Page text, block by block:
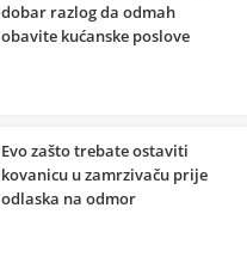
dobar razlog da odmah
obavite kućanske poslove
Evo zašto trebate ostaviti
kovanicu u zamrzivaču prije
odlaska na odmor